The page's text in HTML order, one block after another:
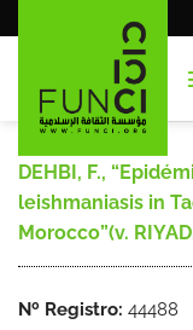
al
DEHBI, F.,
leishmaniasis in
Morocco”(v.
Nº Registro: 44488